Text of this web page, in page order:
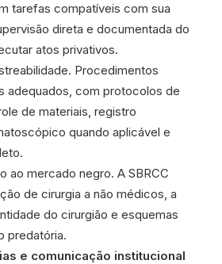
tarefas compatíveis com sua
direta e documentada do
atos privativos.
Procedimentos
adequados, com protocolos de
de materiais, registro
quando aplicável e
ao mercado negro. A SBRCC
de cirurgia a não médicos, a
do cirurgião e esquemas
predatória.
e comunicação institucional